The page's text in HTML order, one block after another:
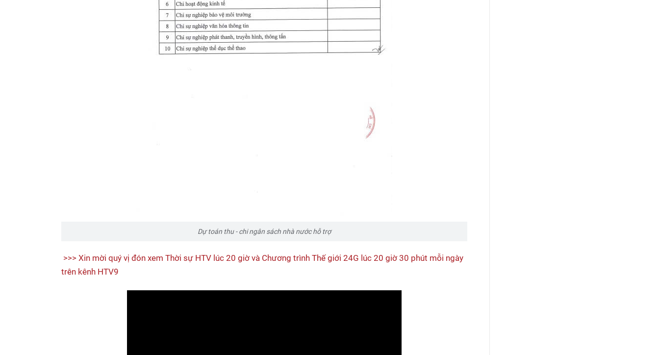
Dự toán thu - chi ngân sách nhà nước hỗ trợ
>>> Xin mời quý vị đón xem Thời sự HTV lúc 20 giờ và Chương trình Thế giới 24G lúc 20 giờ 30 phút mỗi ngày
trên kênh HTV9